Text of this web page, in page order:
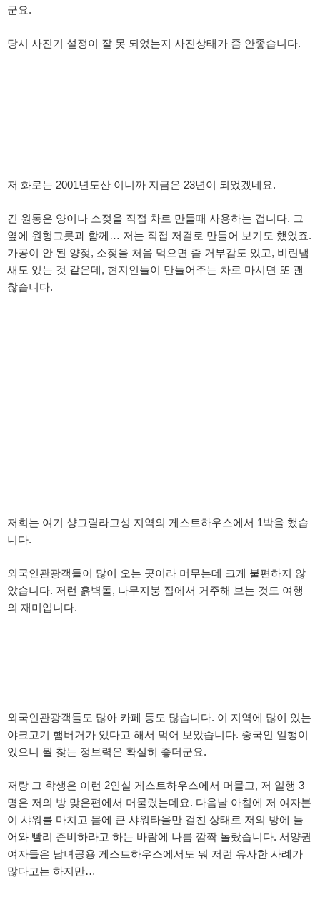
군요.
당시 사진기 설정이 잘 못 되었는지 사진상태가 좀 안좋습니다.
저 화로는 2001년도산 이니까 지금은 23년이 되었겠네요.
긴 원통은 양이나 소젖을 직접 차로 만들때 사용하는 겁니다. 그
옆에 원형그릇과 함께… 저는 직접 저걸로 만들어 보기도 했었죠.
가공이 안 된 양젖, 소젖을 처음 먹으면 좀 거부감도 있고, 비린냄
새도 있는 것 같은데, 현지인들이 만들어주는 차로 마시면 또 괜
찮습니다.
저희는 여기 샹그릴라고성 지역의 게스트하우스에서 1박을 했습
니다.
외국인관광객들이 많이 오는 곳이라 머무는데 크게 불편하지 않
았습니다. 저런 흙벽돌, 나무지붕 집에서 거주해 보는 것도 여행
의 재미입니다.
외국인관광객들도 많아 카페 등도 많습니다. 이 지역에 많이 있는
야크고기 햄버거가 있다고 해서 먹어 보았습니다. 중국인 일행이
있으니 뭘 찾는 정보력은 확실히 좋더군요.
저랑 그 학생은 이런 2인실 게스트하우스에서 머물고, 저 일행 3
명은 저의 방 맞은편에서 머물렀는데요. 다음날 아침에 저 여자분
이 샤워를 마치고 몸에 큰 샤워타올만 걸친 상태로 저의 방에 들
어와 빨리 준비하라고 하는 바람에 나름 깜짝 놀랐습니다. 서양권
여자들은 남녀공용 게스트하우스에서도 뭐 저런 유사한 사례가
많다고는 하지만…